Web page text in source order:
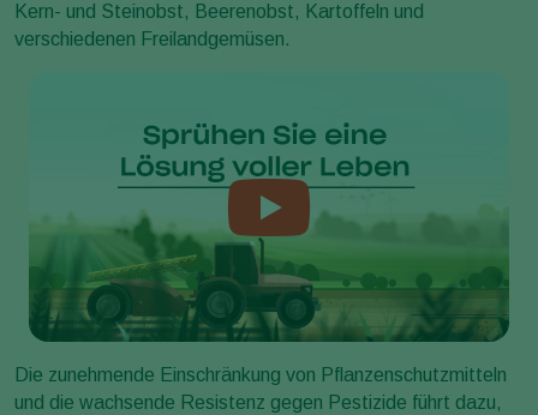
Kern- und Steinobst, Beerenobst, Kartoffeln und
verschiedenen Freilandgemüsen.
Die zunehmende Einschränkung von Pflanzenschutzmitteln
und die wachsende Resistenz gegen Pestizide führt dazu,